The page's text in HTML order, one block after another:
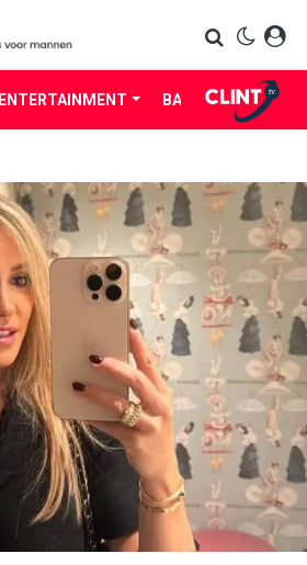
ENTERTAINMENT BABES LIFE